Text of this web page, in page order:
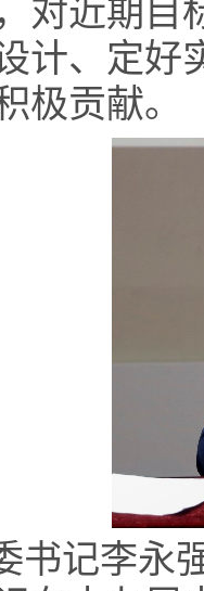
今年是
规划启
中央、
抓好“稳
教学试
项目、
建设、
点工作
，对近
设计、
积极贡献